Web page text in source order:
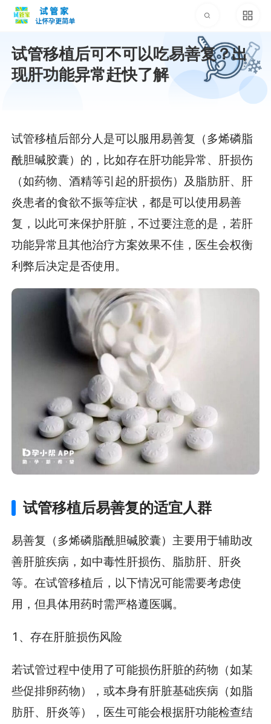
试管移植后可不可以吃易善复？出
现肝功能异常赶快了解
试管移植后部分人是可以服用易善复（多烯磷脂
酰胆碱胶囊）的，比如存在肝功能异常、肝损伤
（如药物、酒精等引起的肝损伤）及脂肪肝、肝
炎患者的食欲不振等症状，都是可以使用易善
复，以此可来保护肝脏，不过要注意的是，若肝
功能异常且其他治疗方案效果不佳，医生会权衡
利弊后决定是否使用。
试管移植后易善复的适宜人群
易善复（多烯磷脂酰胆碱胶囊）主要用于辅助改
善肝脏疾病，如中毒性肝损伤、脂肪肝、肝炎
等。在试管移植后，以下情况可能需要考虑使
用，但具体用药时需严格遵医嘱。
1、存在肝脏损伤风险
若试管过程中使用了可能损伤肝脏的药物（如某
些促排卵药物），或本身有肝脏基础疾病（如脂
肪肝、肝炎等），医生可能会根据肝功能检查结